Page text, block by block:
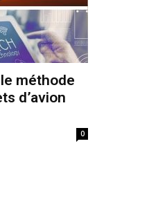
méthode
d’avion
0